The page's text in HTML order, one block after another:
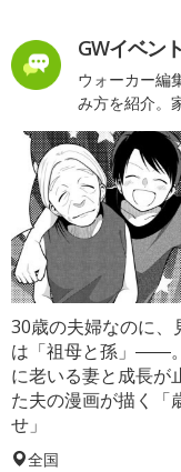
GWイベン
ウォーカー編
み方を紹介。
30歳の夫婦なのに、
は「祖母と孫」――
に老いる妻と成長が
た夫の漫画が描く「
せ」
全国